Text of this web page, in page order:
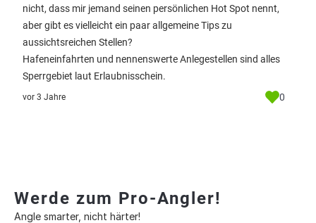
nicht, dass mir jemand seinen persönlichen Hot Spot nennt,
aber gibt es vielleicht ein paar allgemeine Tips zu
aussichtsreichen Stellen?
Hafeneinfahrten und nennenswerte Anlegestellen sind alles
Sperrgebiet laut Erlaubnisschein.
vor 3 Jahre 0
Werde zum Pro-Angler!
Angle smarter, nicht härter!